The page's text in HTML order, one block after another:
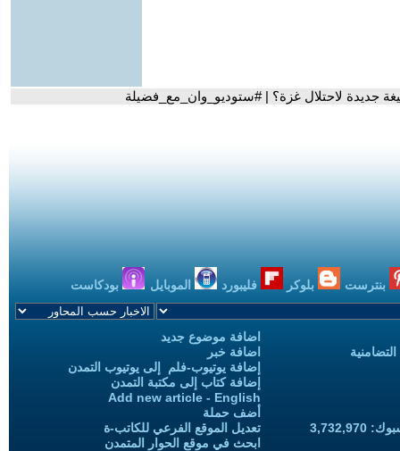
جديدة لاحتلال غزة؟ | #ستوديو_وان_مع_فضيلة
بنترست بلوكر فليبورد الموبايل بودكاست
اضافة موضوع جديد
اضافة خبر
إضافة يوتيوب-فلم إلى يوتيوب التمدن
إضافة كتاب إلى مكتبة التمدن
Add new article - English
أضف حملة
تعديل الموقع الفرعي للكاتب-ة
ابحث في موقع الحوار المتمدن